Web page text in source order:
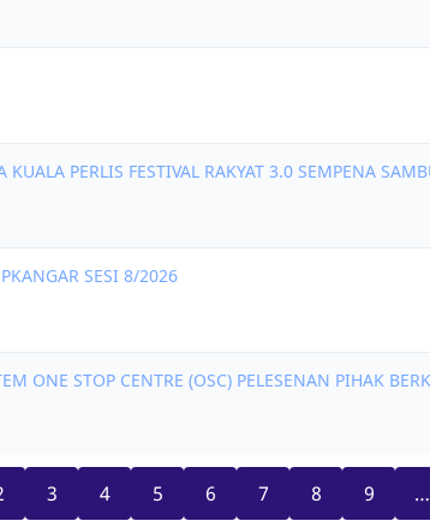
PERLIS FESTIVAL RAKYAT 3.0 SEMPENA
SESI 8/2026
ONE STOP CENTRE (OSC) PELESENAN PIHAK
Page
3 Page
4 Page
5 Page
6 Page
7 Page
8 Page
9 …